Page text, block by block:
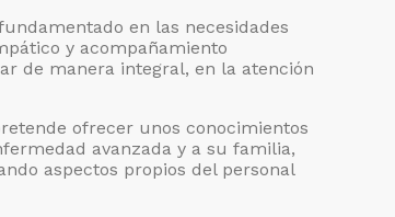
en las necesidades
y acompañamiento
de manera integral, en la atención
ofrecer unos conocimientos
avanzada y a su familia,
aspectos propios del personal